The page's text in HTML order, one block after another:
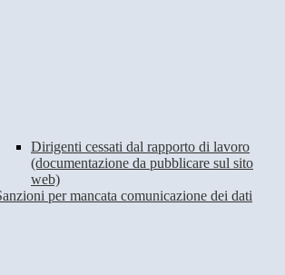
Dirigenti cessati dal rapporto di lavoro
(documentazione da pubblicare sul sito
web)
per mancata comunicazione dei dati